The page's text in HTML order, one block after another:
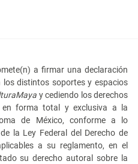
a firmar una declaración
distintos soportes y espacios
Maya y cediendo los derechos
en forma total y exclusiva a la
de México, conforme a lo
la Ley Federal del Derecho de
a su reglamento, en el
su derecho autoral sobre la